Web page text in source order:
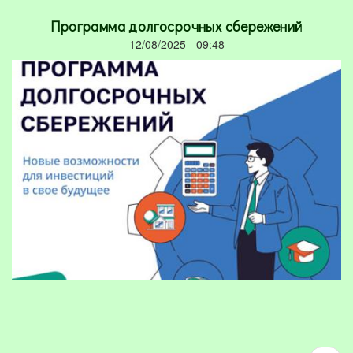
Программа долгосрочных сбережений
12/08/2025 - 09:48